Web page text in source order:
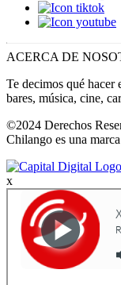
ACERCA DE
Te decimos qué
bares, música, cine,
©2024 Derechos
Chilango es una
x